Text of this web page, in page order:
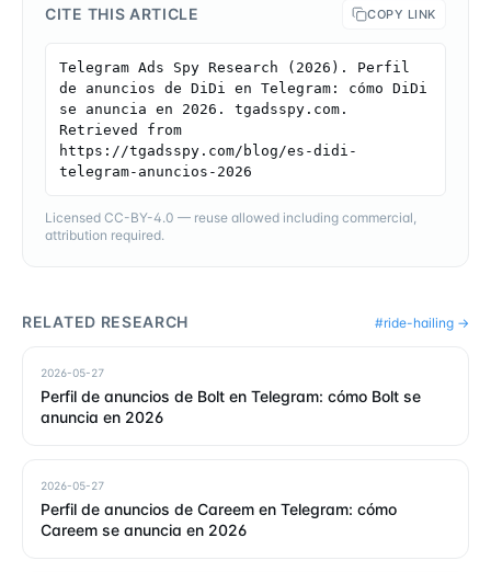
CITE THIS ARTICLE COPY LINK
Telegram Ads Spy Research (2026). Perfil
de anuncios de DiDi en Telegram: cómo DiDi
se anuncia en 2026. tgadsspy.com.
Retrieved from
https://tgadsspy.com/blog/es-didi-
telegram-anuncios-2026
Licensed CC-BY-4.0 — reuse allowed including commercial,
attribution required.
RELATED RESEARCH #ride-hailing →
2026-05-27
Perfil de anuncios de Bolt en Telegram: cómo Bolt se
anuncia en 2026
2026-05-27
Perfil de anuncios de Careem en Telegram: cómo
Careem se anuncia en 2026